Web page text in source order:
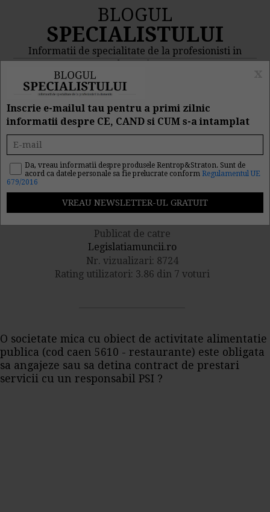
BLOGUL
SPECIALISTULUI
Informatii de specialitate de la profesionisti in
domeniu
MENIU
Contract de prestari
servicii cu un responsabil
PSI
Publicat de catre
Legislatiamuncii.ro
Nr. vizualizari: 8724
Rating utilizatori: 3.86 din 7 voturi
O societate mica cu obiect de activitate alimentatie
publica (cod caen 5610 - restaurante) este obligata
sa angajeze sau sa detina contract de prestari
servicii cu un responsabil PSI ?
Inscrie e-mailul tau pentru a primi zilnic
informatii despre CE, CAND si CUM s-a intamplat
Da, vreau informatii despre produsele Rentrop&Straton. Sunt de
acord ca datele personale sa fie prelucrate conform Regulamentul UE
679/2016